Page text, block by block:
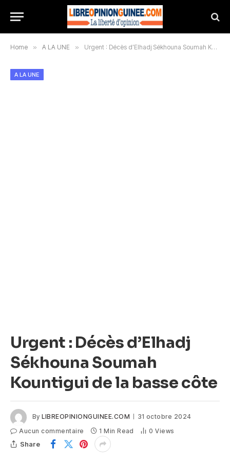
Home » A LA UNE » Urgent : Décès d’Elhadj Sékhouna Soumah Kountigui de la basse côte
A LA UNE
Urgent : Décès d’Elhadj
Sékhouna Soumah
Kountigui de la basse côte
By LIBREOPINIONGUINEE.COM
31 octobre 2024
Aucun commentaire
1 Min Read 0Views
Share